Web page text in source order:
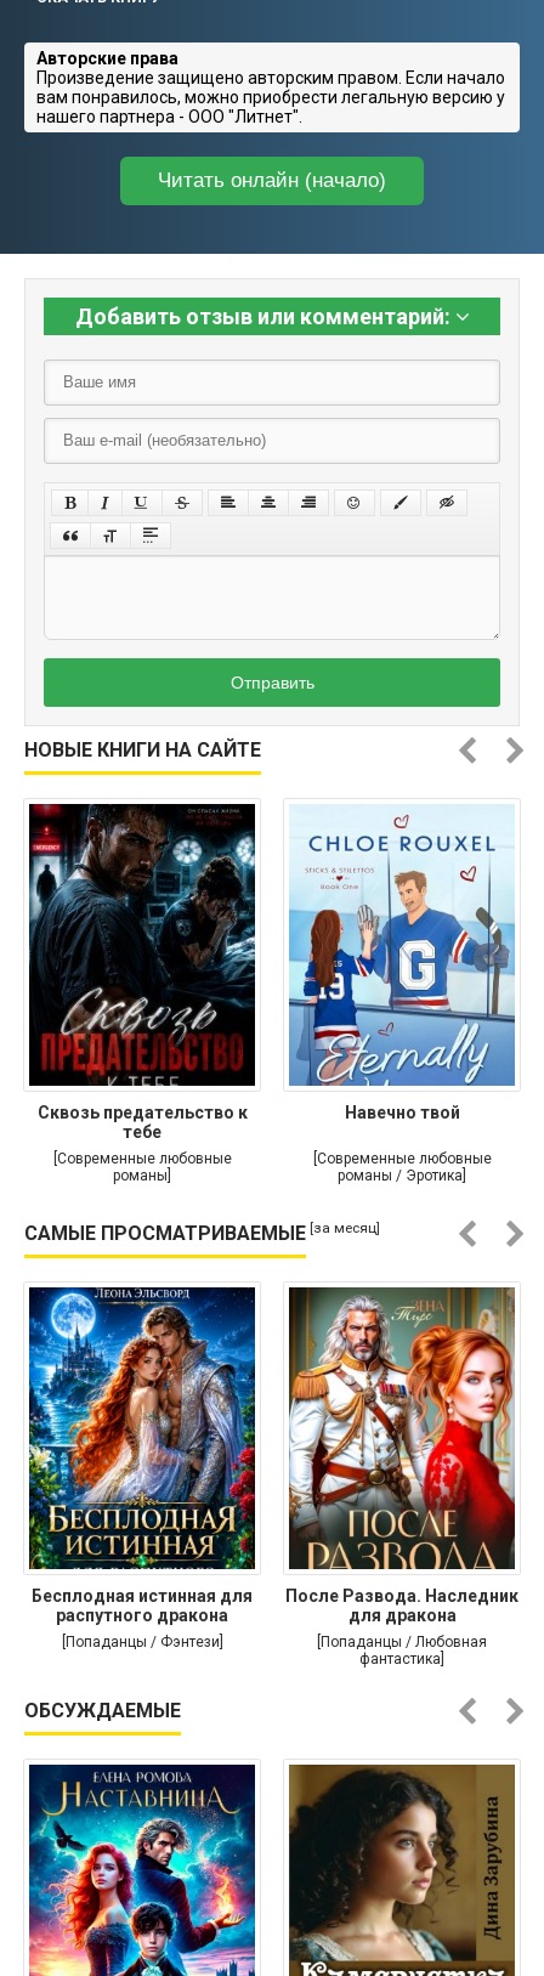
Авторские права
Произведение защищено авторским правом. Если начало
вам понравилось, можно приобрести легальную версию у
нашего партнера - ООО "Литнет".
Читать онлайн (начало)
Добавить отзыв или комментарий:
Отправить
НОВЫЕ КНИГИ НА САЙТЕ
Сквозь предательство к
тебе
[Современные любовные
романы]
Навечно твой
[Современные любовные
романы / Эротика]
САМЫЕ ПРОСМАТРИВАЕМЫЕ [за месяц]
Бесплодная истинная для
распутного дракона
[Попаданцы / Фэнтези]
После Развода. Наследник
для дракона
[Попаданцы / Любовная
фантастика]
ОБСУЖДАЕМЫЕ